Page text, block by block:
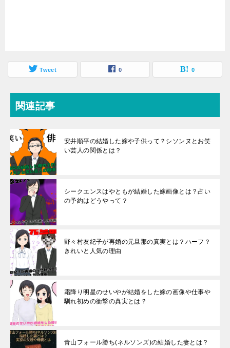
Tweet 0 0
関連記事
安井順平の結婚した嫁や子供って？シソンヌとお笑
い芸人の関係とは？
シークエンスはやともが結婚した嫁画像とは？占い
の予約はどうやって？
野々村友紀子が再婚の元旦那の真実とは？ハーフ？
きれいと人気の理由
霜降り明星のせいやが結婚をした嫁の画像や仕事や
馴れ初めの衝撃の真実とは？
青山フォール勝ち(ネルソンズ)の結婚した妻とは？